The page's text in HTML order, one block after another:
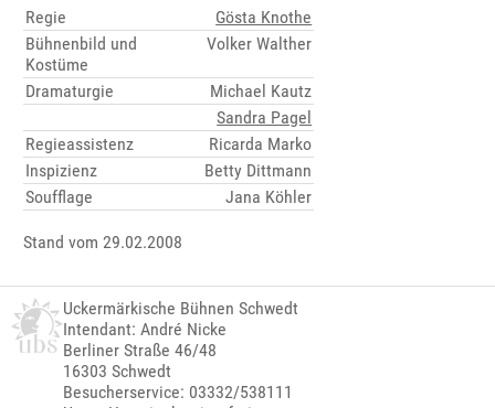
Regie
Gösta Knothe
Bühnenbild und
Kostüme
Volker Walther
Dramaturgie
Michael Kautz
Sandra Pagel
Regieassistenz
Ricarda Marko
Inspizienz
Betty Dittmann
Soufflage
Jana Köhler
Stand vom 29.02.2008
Uckermärkische Bühnen Schwedt
Intendant: André Nicke
Berliner Straße 46/48
16303 Schwedt
Besucherservice: 03332/538111